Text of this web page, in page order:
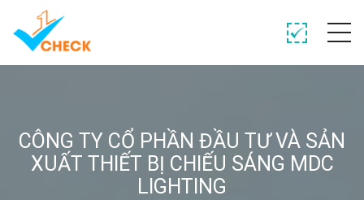
CÔNG TY CỔ PHẦN ĐẦU TƯ VÀ SẢN
XUẤT THIẾT BỊ CHIẾU SÁNG MDC
LIGHTING